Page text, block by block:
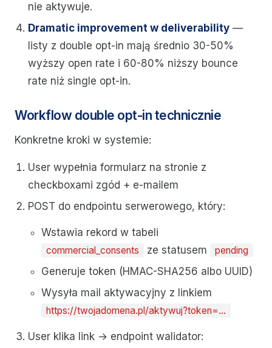
nie aktywuje.
Dramatic improvement w deliverability —
listy z double opt-in mają średnio 30-50%
wyższy open rate i 60-80% niższy bounce
rate niż single opt-in.
Workflow double opt-in technicznie
Konkretne kroki w systemie:
User wypełnia formularz na stronie z
checkboxami zgód + e-mailem
POST do endpointu serwerowego, który:
Wstawia rekord w tabeli
commercial_consents ze statusem pending
Generuje token (HMAC-SHA256 albo UUID)
Wysyła mail aktywacyjny z linkiem
https://twojadomena.pl/aktywuj?token=...
User klika link → endpoint walidator: